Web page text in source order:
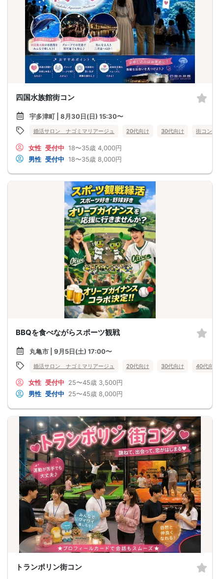
四国水族館街コン
宇多津町 | 8月30日(日) 15:30〜
婚活サロン ナゴミマリアージュ 20代向け 30代向け 街コン
女性 受付中 18〜35歳 4,000円
男性 受付中 18〜35歳 8,000円
BBQを食べながらスポーツ観戦
丸亀市 | 9月5日(土) 17:00〜
婚活サロン ナゴミマリアージュ 20代向け 30代向け 40代向け
女性 受付中 25〜45歳 3,500円
男性 受付中 25〜45歳 8,000円
トランポリン街コン